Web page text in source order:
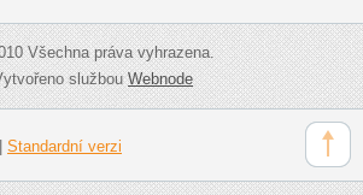
Všechna práva vyhrazena.
službouWebnode
Standardní verzi